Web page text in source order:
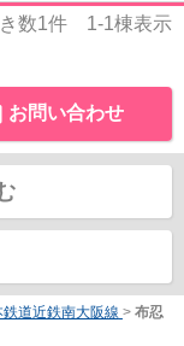
数1件 1-1棟表示
お問い合わせ
道近鉄南大阪線 > 布忍